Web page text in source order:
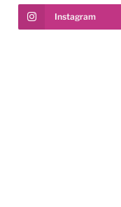
Instagram